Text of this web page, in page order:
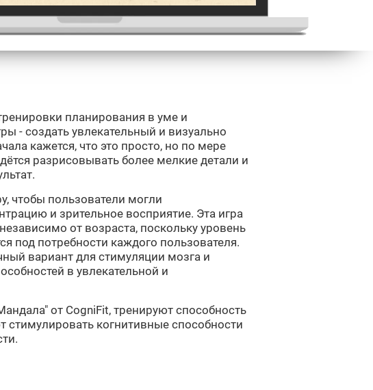
планирования в уме и
- создать увлекательный и визуально
кажется, что это просто, но по мере
разрисовывать более мелкие детали и
чтобы пользователи могли
и зрительное восприятие. Эта игра
от возраста, поскольку уровень
под потребности каждого пользователя.
вариант для стимуляции мозга и
в увлекательной и
от CogniFit, тренируют способность
когнитивные способности